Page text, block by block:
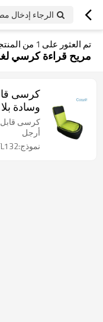
الرجاء إدخال
تم العثور على 1 من
مريح قراءة كرسي
كرسى
وسادة
كرسى قابل
أرجل
نموذج:YTFL132